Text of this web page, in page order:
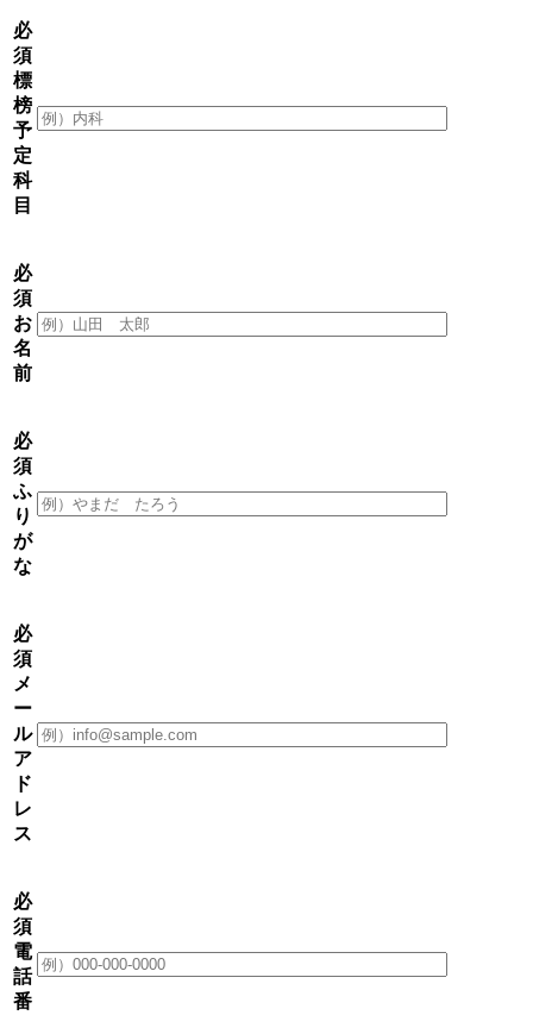
必
須
標
榜
予
定
科
目
必
須
お
名
前
必
須
ふ
り
が
な
必
須
メ
ー
ル
ア
ド
レ
ス
必
須
電
話
番